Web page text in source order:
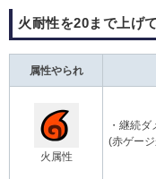
火耐性を20まで上げ
属性やられ
火属性
・継続ダ
(赤ゲー